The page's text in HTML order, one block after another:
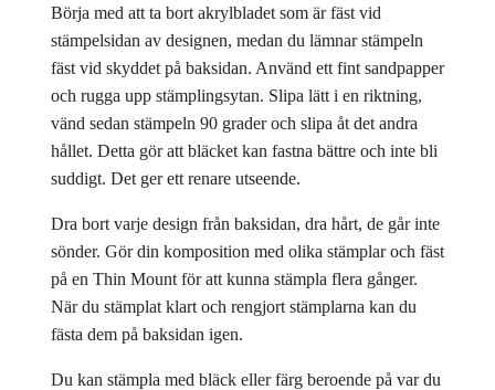
Börja med att ta bort akrylbladet som är fäst vid
stämpelsidan av designen, medan du lämnar stämpeln
fäst vid skyddet på baksidan. Använd ett fint sandpapper
och rugga upp stämplingsytan. Slipa lätt i en riktning,
vänd sedan stämpeln 90 grader och slipa åt det andra
hållet. Detta gör att bläcket kan fastna bättre och inte bli
suddigt. Det ger ett renare utseende.
Dra bort varje design från baksidan, dra hårt, de går inte
sönder. Gör din komposition med olika stämplar och fäst
på en Thin Mount för att kunna stämpla flera gånger.
När du stämplat klart och rengjort stämplarna kan du
fästa dem på baksidan igen.
Du kan stämpla med bläck eller färg beroende på var du